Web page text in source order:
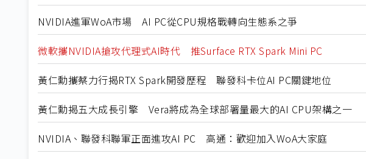
NVIDIA進軍WoA市場 AI PC從CPU規格戰轉向生態系之爭
微軟攜NVIDIA搶攻代理式AI時代 推Surface RTX Spark Mini PC
黃仁勳攜蔡力行揭RTX Spark開發歷程 聯發科卡位AI PC關鍵地位
黃仁勳揭五大成長引擎 Vera將成為全球部署量最大的AI CPU架構之一
NVIDIA、聯發科聯軍正面進攻AI PC 高通：歡迎加入WoA大家庭